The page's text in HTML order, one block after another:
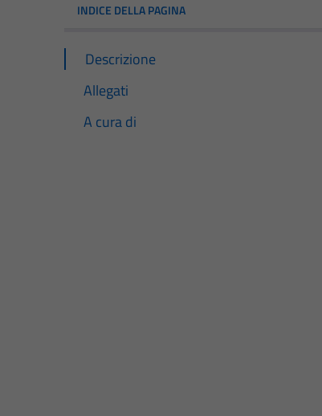
INDICE DELLA PAGINA
Descrizione
Allegati
A cura di